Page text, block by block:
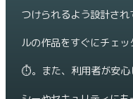
つけられるよう設計さ
ルの作品をすぐにチェ
⏱️。また、利用者が安心